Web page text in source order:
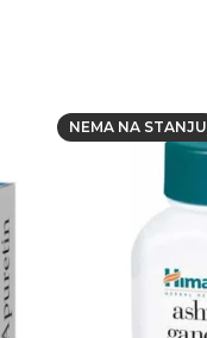
NEMA NA STANJU